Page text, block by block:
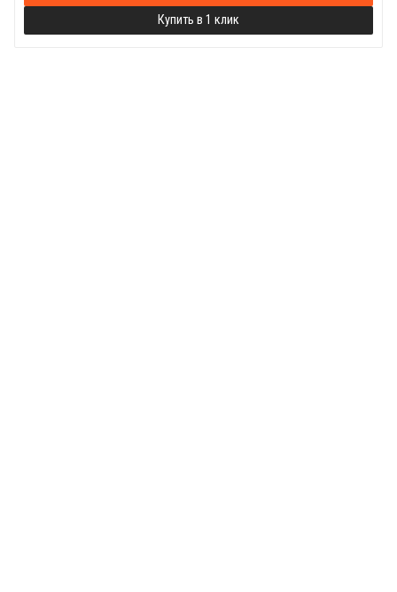
Купить в 1 клик